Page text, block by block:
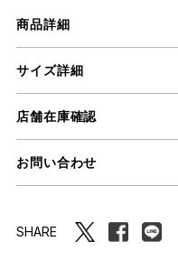
商品詳細
サイズ詳細
店舗在庫確認
お問い合わせ
SHARE